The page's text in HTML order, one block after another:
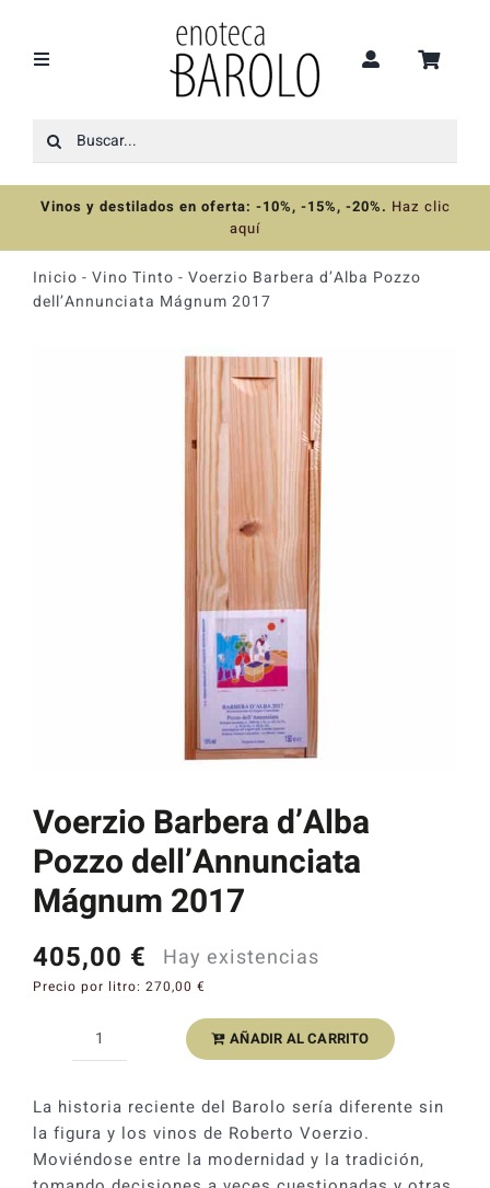
contenido
Toggle
Recomendaciones
Ofertas
Colecciones
Buscar:
Vinos y destilados en oferta: -10%, -15%, -20%. Haz clic
aquí
Inicio - Vino Tinto - Voerzio Barbera d’Alba Pozzo
dell’Annunciata Mágnum 2017
Voerzio Barbera d’Alba
Pozzo dell’Annunciata
Mágnum 2017
405,00 € Hay existencias
Precio por litro: 270,00 €
Voerzio
d'Alba
Pozzo
dell'Annunciata
Mágnum
AÑADIR AL CARRITO
La historia reciente del Barolo sería diferente sin
la figura y los vinos de Roberto Voerzio.
Moviéndose entre la modernidad y la tradición,